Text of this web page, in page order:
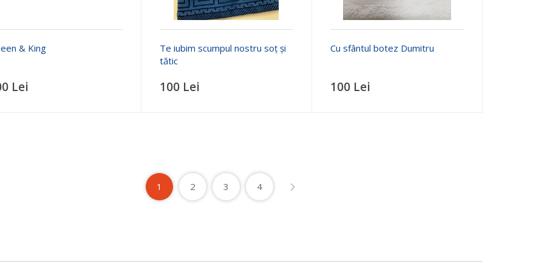
& King
Lei
Te iubim scumpul nostru soț și
tătic
100 Lei
Cu sfântul botez Dumitru
100 Lei
1 2 3 4